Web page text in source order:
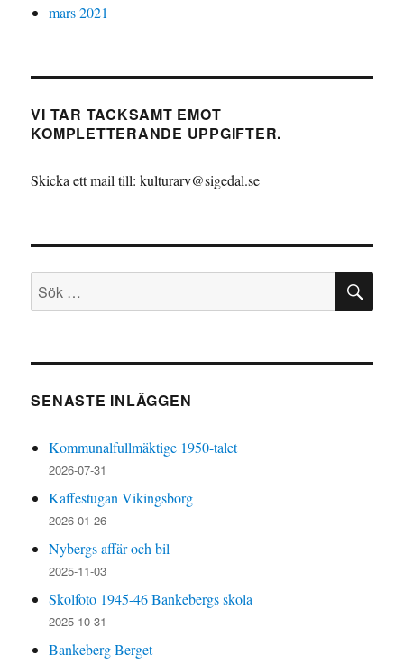
mars 2021
VI TAR TACKSAMT EMOT
KOMPLETTERANDE UPPGIFTER.
Skicka ett mail till: kulturarv@sigedal.se
Sök
efter:
SÖK
SENASTE INLÄGGEN
Kommunalfullmäktige 1950-talet
2026-07-31
Kaffestugan Vikingsborg
2026-01-26
Nybergs affär och bil
2025-11-03
Skolfoto 1945-46 Bankebergs skola
2025-10-31
Bankeberg Berget